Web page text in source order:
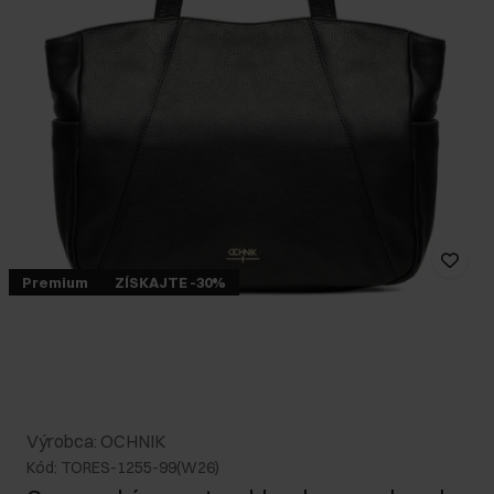
Premium ZÍSKAJTE -30%
Výrobca: OCHNIK
Kód: TORES-1255-99(W26)